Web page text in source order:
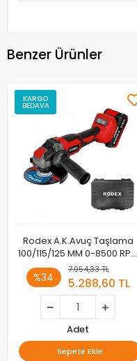
Benzer Ürünler
KARGO
BEDAVA
Rodex A.K.Avuç Taşlama
100/115/125 MM 0-8500 RPM
2 x LI-ION 20V/4.0Ah BMC
RDX1022
%34
7.954,33 TL
5.288,60 TL
Adet
Sepete Ekle